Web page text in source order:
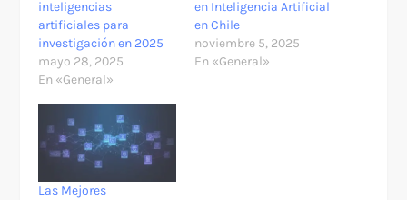
inteligencias
artificiales para
investigación en 2025
mayo 28, 2025
En «General»
en Inteligencia Artificial
en Chile
noviembre 5, 2025
En «General»
Las Mejores